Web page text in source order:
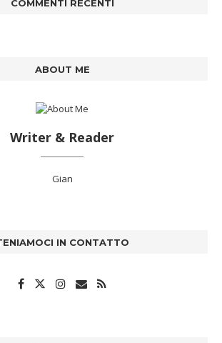
COMMENTI RECENTI
ABOUT ME
Writer & Reader
Gian
IN CONTATTO